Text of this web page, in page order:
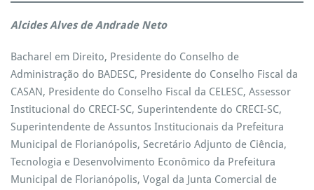
Alcides Alves de Andrade Neto
Bacharel em Direito, Presidente do Conselho de
Administração do BADESC, Presidente do Conselho Fiscal da
CASAN, Presidente do Conselho Fiscal da CELESC, Assessor
Institucional do CRECI-SC, Superintendente do CRECI-SC,
Superintendente de Assuntos Institucionais da Prefeitura
Municipal de Florianópolis, Secretário Adjunto de Ciência,
Tecnologia e Desenvolvimento Econômico da Prefeitura
Municipal de Florianópolis, Vogal da Junta Comercial de